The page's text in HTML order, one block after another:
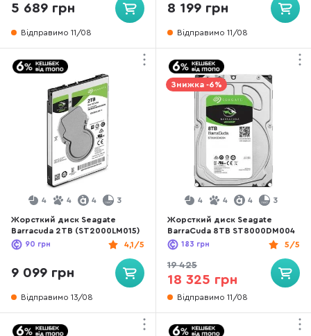
5 689 грн
Відправимо 11/08
8 199 грн
Відправимо 11/08
4 4 4 3
Жорсткий диск Seagate
Barracuda 2TB (ST2000LM015)
4,1/5
90 грн
9 099 грн
Відправимо 13/08
Знижка -6%
4 4 4 3
Жорсткий диск Seagate
BarraCuda 8TB ST8000DM004
5/5
183 грн
19 425
18 325 грн
Відправимо 11/08